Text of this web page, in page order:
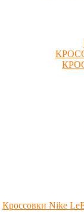
Кроссовки Nike